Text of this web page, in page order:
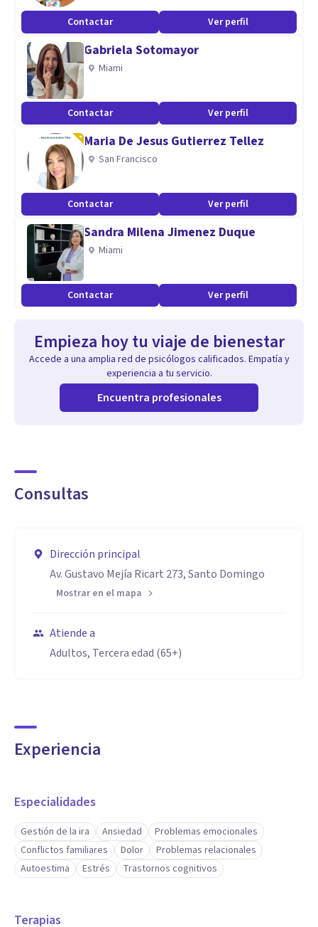
Especialidad
Especialista:
- Psicología Clínica
- Acoso laboral
- Autoestima
Enfoque terapéutico:
- Cognitivo conductual
- Positivo
- Humanista
Aptitudes
- Constante formación
- Accesibilidad virtual - presencial
Contactar Ver perfil
Gabriela Sotomayor
Miami
Contactar Ver perfil
Maria De Jesus Gutierrez Tellez
San Francisco
Contactar Ver perfil
Sandra Milena Jimenez Duque
Miami
Contactar Ver perfil
Empieza hoy tu viaje de bienestar
Accede a una amplia red de psicólogos calificados. Empatía y
experiencia a tu servicio.
Encuentra profesionales
Consultas
Dirección principal
Av. Gustavo Mejía Ricart 273, Santo Domingo
Mostrar en el mapa
Atiende a
Adultos, Tercera edad (65+)
Experiencia
Especialidades
Gestión de la ira Ansiedad
Problemas emocionales
Conflictos familiares
Dolor
Problemas relacionales
Autoestima
Estrés Trastornos cognitivos
Terapias